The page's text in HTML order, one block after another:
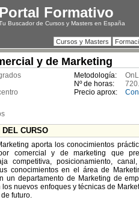
Portal Formativo
Buscador de Cursos y Masters en España
Cursos y Masters
y de Marketing
Metodología:
Nº de horas:
Precio aprox:
CURSO
aporta los conocimientos
comercial y de marketing que
competitiva, posicionamiento,
conocimientos en el área de
un departamento de Marketing de
nuevos enfoques y técnicas de
futuro.